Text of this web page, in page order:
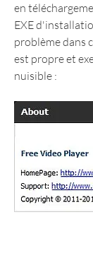
en
EXE
problème dans
est propre et
nuisible :